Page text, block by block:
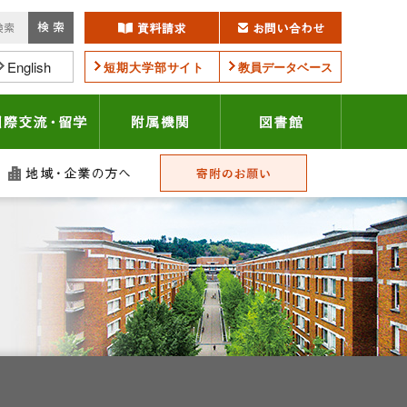
短期大学部サイト 教員データベース
English
地域・企業の方へ